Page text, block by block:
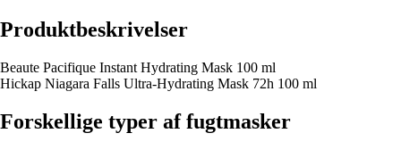
Produktbeskrivelser
Beaute Pacifique Instant Hydrating Mask 100 ml
Hickap Niagara Falls Ultra-Hydrating Mask 72h 100 ml
Forskellige typer af fugtmasker